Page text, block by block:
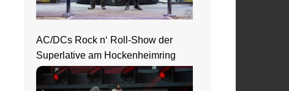
AC/DCs Rock n‘ Roll-Show der
Superlative am Hockenheimring